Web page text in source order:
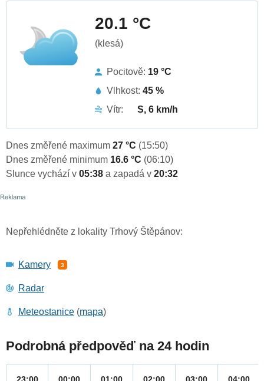
20.1 °C
(klesá)
Pocitově: 19 °C
Vlhkost: 45 %
Vítr:
S, 6 km/h
Dnes změřené maximum 27 °C (15:50)
Dnes změřené minimum 16.6 °C (06:10)
Slunce vychází v 05:38 a zapadá v 20:32
Nepřehlédněte z lokality Trhový Štěpánov:
Kamery 3
Radar
Meteostanice (mapa)
Podrobná předpověď na 24 hodin